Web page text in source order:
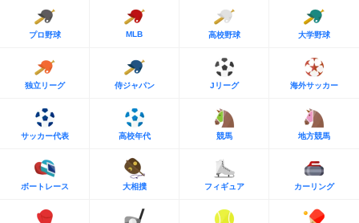
プロ野球 MLB 高校野球 大学野球
独立リーグ 侍ジャパン Jリーグ 海外サッカー
サッカー代表 高校年代 競馬 地方競馬
ボートレース 大相撲 フィギュア カーリング